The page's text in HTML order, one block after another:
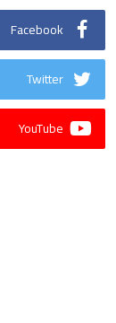
Facebook
Twitter
YouTube